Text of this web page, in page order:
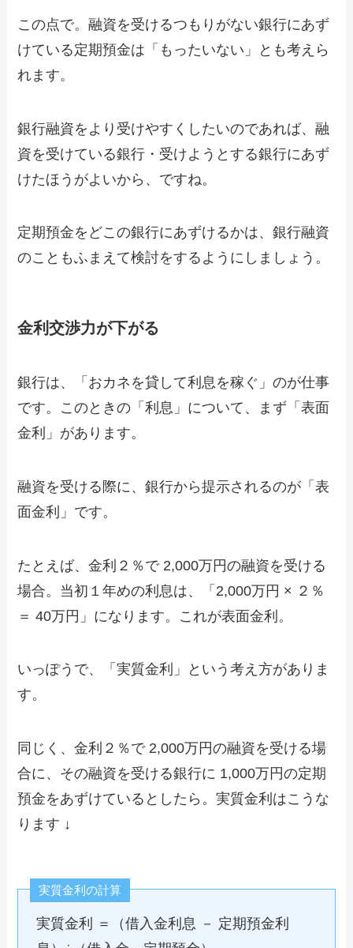
この点で。融資を受けるつもりがない銀行にあず
けている定期預金は「もったいない」とも考えら
れます。
銀行融資をより受けやすくしたいのであれば、融
資を受けている銀行・受けようとする銀行にあず
けたほうがよいから、ですね。
定期預金をどこの銀行にあずけるかは、銀行融資
のこともふまえて検討をするようにしましょう。
金利交渉力が下がる
銀行は、「おカネを貸して利息を稼ぐ」のが仕事
です。このときの「利息」について、まず「表面
金利」があります。
融資を受ける際に、銀行から提示されるのが「表
面金利」です。
たとえば、金利２％で 2,000万円の融資を受ける
場合。当初１年めの利息は、「2,000万円 × ２％
＝ 40万円」になります。これが表面金利。
いっぽうで、「実質金利」という考え方がありま
す。
同じく、金利２％で 2,000万円の融資を受ける場
合に、その融資を受ける銀行に 1,000万円の定期
預金をあずけているとしたら。実質金利はこうな
ります ↓
実質金利の計算
実質金利 ＝（借入金利息 － 定期預金利